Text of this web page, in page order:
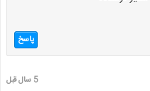
پاسخ
5 سال قبل